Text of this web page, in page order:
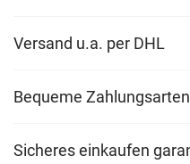
Versand u.a. per DHL
Bequeme Zahlungsarten
Sicheres einkaufen